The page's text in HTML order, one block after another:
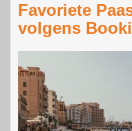
Favoriete
volgens